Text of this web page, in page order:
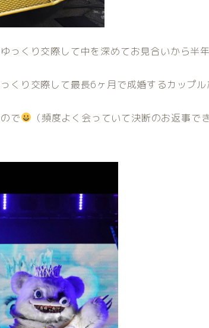
っくり交際して中を深めてお見合いから半
くり交際して最長6ヶ月で成婚するカップル
で
（頻度よく会っていて決断のお返事で